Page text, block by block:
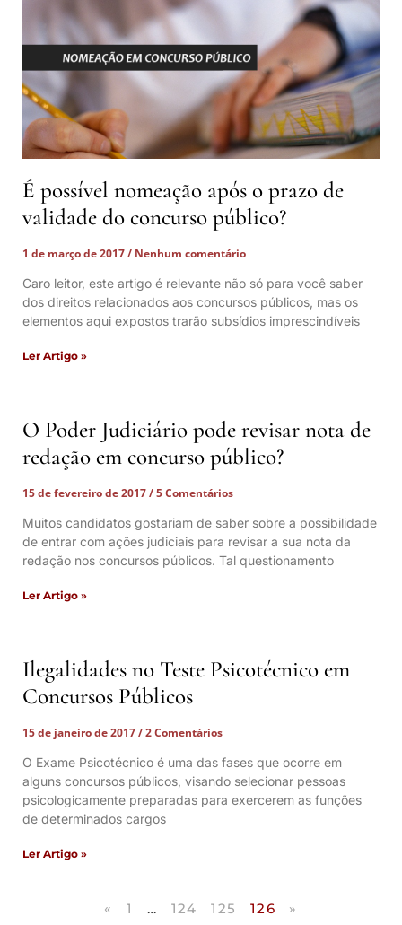
É possível nomeação após o prazo de
validade do concurso público?
1 de março de 2017
Nenhum comentário
Caro leitor, este artigo é relevante não só para você saber
dos direitos relacionados aos concursos públicos, mas os
elementos aqui expostos trarão subsídios imprescindíveis
Ler Artigo »
O Poder Judiciário pode revisar nota de
redação em concurso público?
15 de fevereiro de 2017
5 Comentários
Muitos candidatos gostariam de saber sobre a possibilidade
de entrar com ações judiciais para revisar a sua nota da
redação nos concursos públicos. Tal questionamento
Ler Artigo »
Ilegalidades no Teste Psicotécnico em
Concursos Públicos
15 de janeiro de 2017
2 Comentários
O Exame Psicotécnico é uma das fases que ocorre em
alguns concursos públicos, visando selecionar pessoas
psicologicamente preparadas para exercerem as funções
de determinados cargos
Ler Artigo »
« 1 … 124 125 126 »